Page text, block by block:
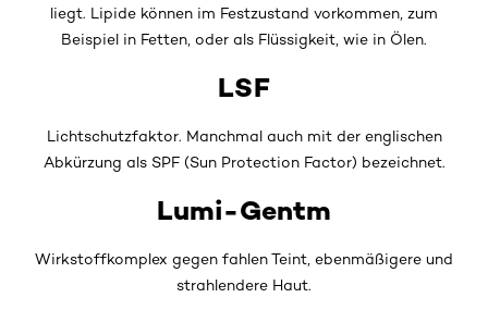
liegt. Lipide können im Festzustand vorkommen, zum
Beispiel in Fetten, oder als Flüssigkeit, wie in Ölen.
LSF
Lichtschutzfaktor. Manchmal auch mit der englischen
Abkürzung als SPF (Sun Protection Factor) bezeichnet.
Lumi-Gentm
Wirkstoffkomplex gegen fahlen Teint, ebenmäßigere und
strahlendere Haut.